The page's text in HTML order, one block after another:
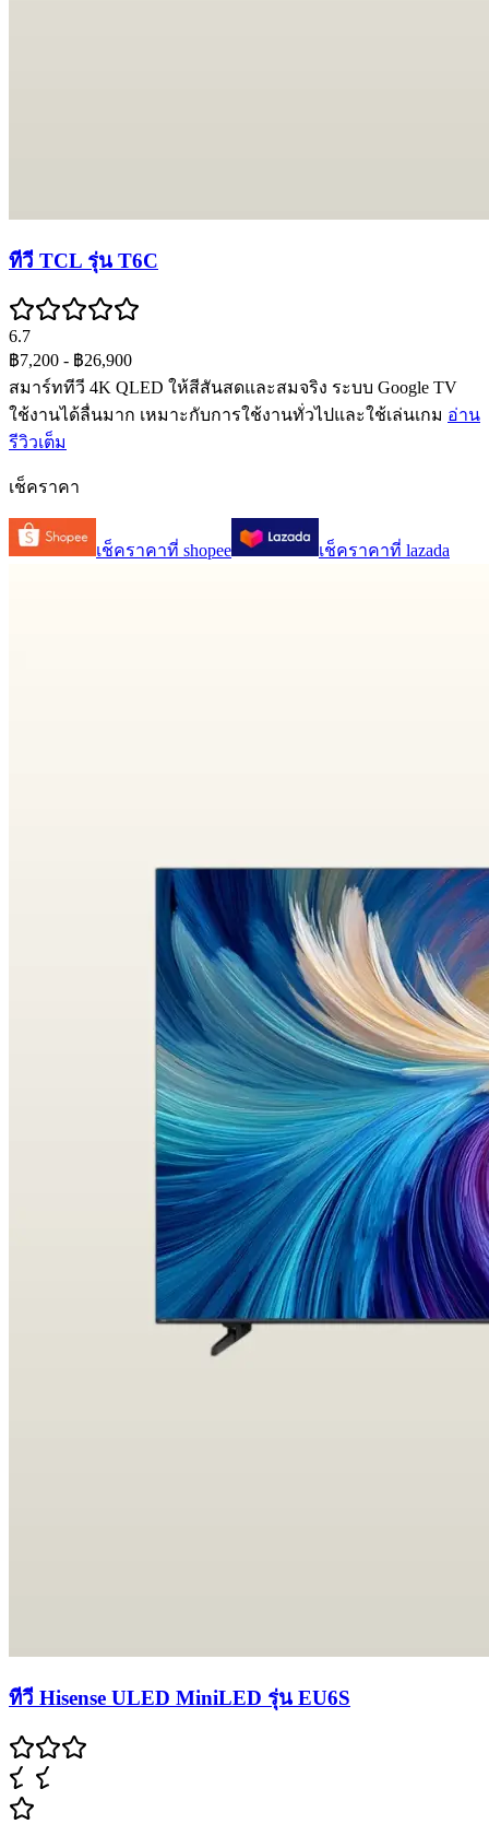
ทีวี TCL รุ่น T6C
6.7
฿7,200 - ฿26,900
สมาร์ททีวี 4K QLED ให้สีสันสดและสมจริง ระบบ Google TV
ใช้งานได้ลื่นมาก เหมาะกับการใช้งานทั่วไปและใช้เล่นเกม อ่าน
รีวิวเต็ม
เช็คราคา
เช็คราคาที่ shopee เช็คราคาที่ lazada
ทีวี Hisense ULED MiniLED รุ่น EU6S